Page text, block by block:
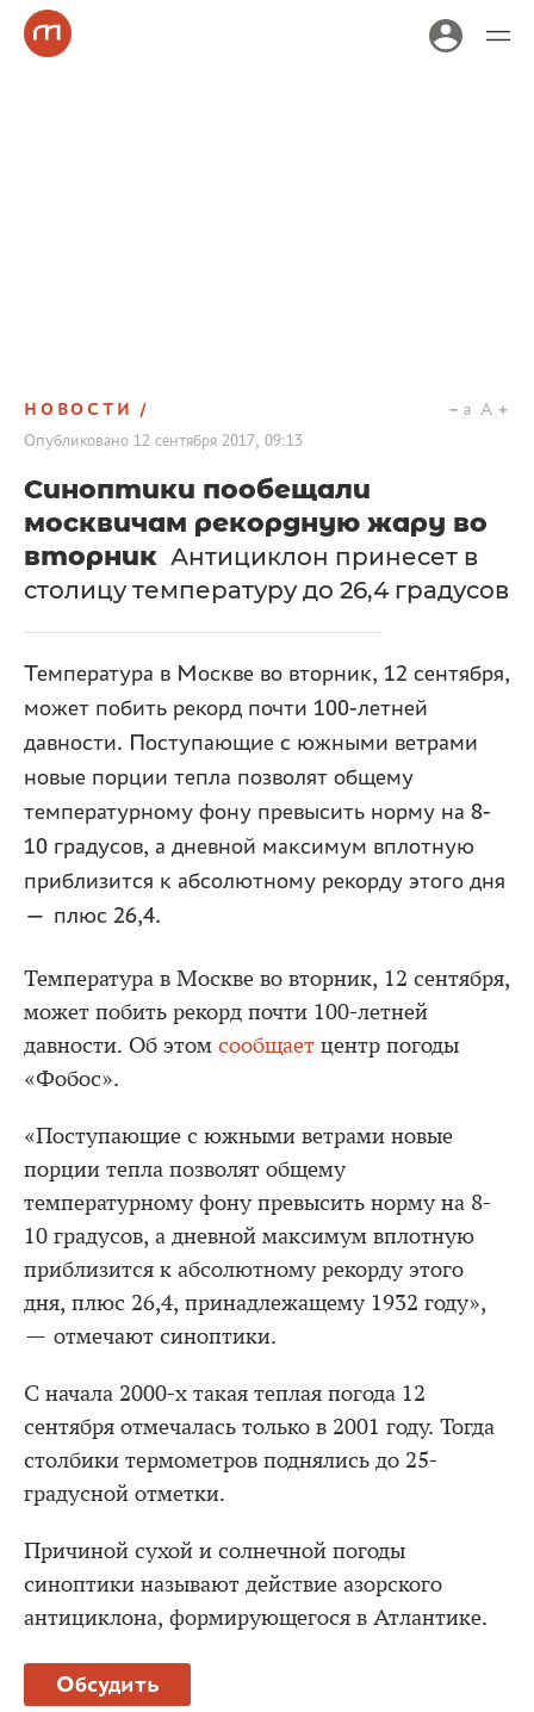
НОВОСТИ
Опубликовано 12 сентября 2017, 09:13
a A
Синоптики пообещали
москвичам рекордную жару во
вторник Антициклон принесет в
столицу температуру до 26,4 градусов
Температура в Москве во вторник, 12 сентября,
может побить рекорд почти 100-летней
давности. Поступающие с южными ветрами
новые порции тепла позволят общему
температурному фону превысить норму на 8-
10 градусов, а дневной максимум вплотную
приблизится к абсолютному рекорду этого дня
— плюс 26,4.
Температура в Москве во вторник, 12 сентября,
может побить рекорд почти 100-летней
давности. Об этом сообщает центр погоды
«Фобос».
«Поступающие с южными ветрами новые
порции тепла позволят общему
температурному фону превысить норму на 8-
10 градусов, а дневной максимум вплотную
приблизится к абсолютному рекорду этого
дня, плюс 26,4, принадлежащему 1932 году»,
— отмечают синоптики.
С начала 2000-х такая теплая погода 12
сентября отмечалась только в 2001 году. Тогда
столбики термометров поднялись до 25-
градусной отметки.
Причиной сухой и солнечной погоды
синоптики называют действие азорского
антициклона, формирующегося в Атлантике.
Обсудить